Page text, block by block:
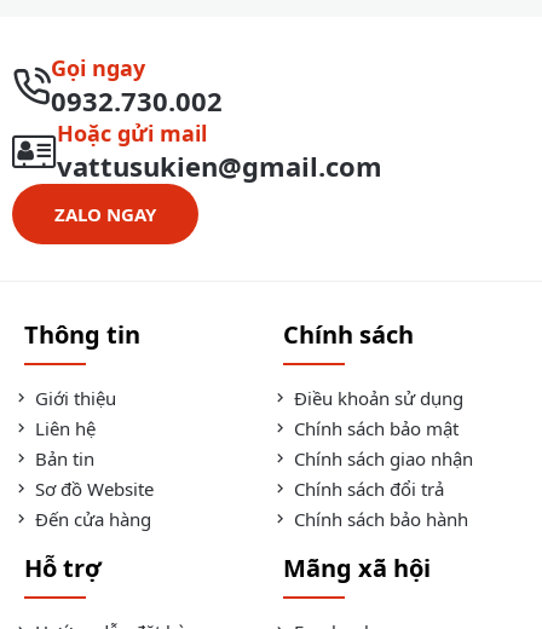
Gọi ngay
0932.730.002
Hoặc gửi mail
vattusukien@gmail.com
ZALO NGAY
Thông tin
Giới thiệu
Liên hệ
Bản tin
Sơ đồ Website
Đến cửa hàng
Chính sách
Điều khoản sử dụng
Chính sách bảo mật
Chính sách giao nhận
Chính sách đổi trả
Chính sách bảo hành
Hỗ trợ Mãng xã hội